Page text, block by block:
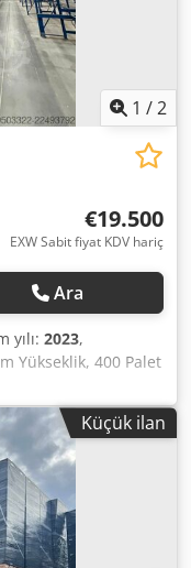
1 /2
€19.500
EXW Sabit fiyat KDV hariç
Ara
yılı: 2023,
Yükseklik, 400 Palet
Avrupa
Tamamen
olarak, çoklu
sökülmüş.
ve hemen
ve yaklaşık 9
endüstriyel
– replika değil. DIN
Küçük ilan